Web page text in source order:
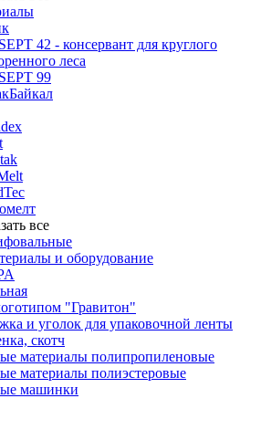
42 - консервант для круглого
леса
99
все
и оборудование
"Гравитон"
и уголок для упаковочной ленты
скотч
материалы полипропиленовые
материалы полиэстеровые
машинки